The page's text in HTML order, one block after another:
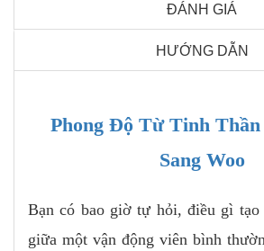
ĐÁNH GIÁ
HƯỚNG DẪN
Phong Độ Từ Tinh Thần
Sang Woo
Bạn có bao giờ tự hỏi, điều gì tạo
giữa một vận động viên bình